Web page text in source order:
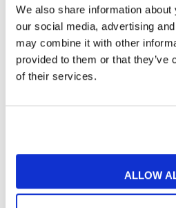
We also share information
our social media, advertising
may combine it with other
provided to them or that they’ve
of their services.
ALLOW
Articoli divertenti su film e
In quanto di età superiore ai 16
al trattamento dei miei dati
all’informativa privacy.
Desidero ricevere comunicazioni